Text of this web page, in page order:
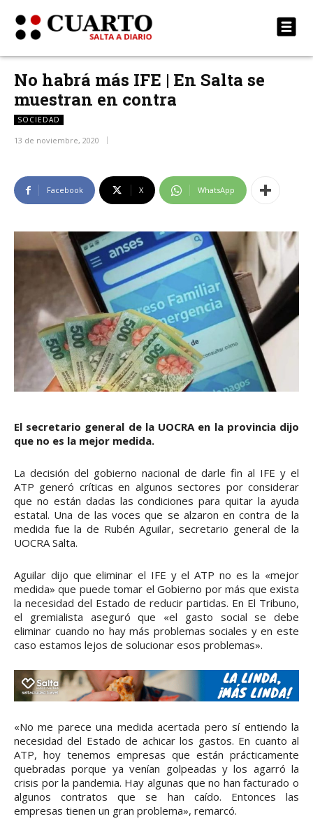
No habrá más IFE | En Salta se
muestran en contra
SOCIEDAD
13 de noviembre, 2020
Facebook X WhatsApp
El secretario general de la UOCRA en la provincia dijo
que no es la mejor medida.
La decisión del gobierno nacional de darle fin al IFE y el
ATP generó críticas en algunos sectores por considerar
que no están dadas las condiciones para quitar la ayuda
estatal. Una de las voces que se alzaron en contra de la
medida fue la de Rubén Aguilar, secretario general de la
UOCRA Salta.
Aguilar dijo que eliminar el IFE y el ATP no es la «mejor
medida» que puede tomar el Gobierno por más que exista
la necesidad del Estado de reducir partidas. En El Tribuno,
el gremialista aseguró que «el gasto social se debe
eliminar cuando no hay más problemas sociales y en este
caso estamos lejos de solucionar esos problemas».
«No me parece una medida acertada pero sí entiendo la
necesidad del Estado de achicar los gastos. En cuanto al
ATP, hoy tenemos empresas que están prácticamente
quebradas porque ya venían golpeadas y los agarró la
crisis por la pandemia. Hay algunas que no han facturado o
algunos contratos que se han caído. Entonces las
empresas tienen un gran problema», remarcó.